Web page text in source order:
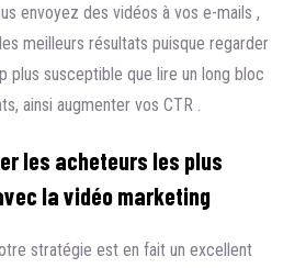
envoyez des vidéos à vos e-mails ,
meilleurs résultats puisque regarder
plus susceptible que lire un long bloc
ainsi augmenter vos CTR .
les acheteurs les plus
la vidéo marketing
stratégie est en fait un excellent